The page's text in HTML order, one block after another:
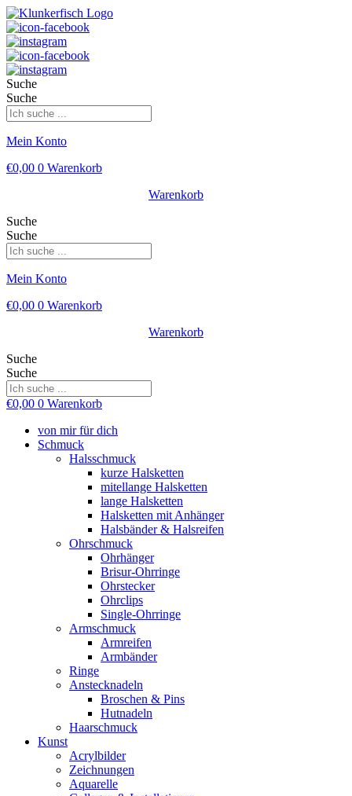
Suche
Suche
Mein Konto
€0,00 0 Warenkorb
Warenkorb
Suche
Suche
Mein Konto
€0,00 0 Warenkorb
Warenkorb
Suche
Suche
€0,00 0 Warenkorb
von mir für dich
Schmuck
Halsschmuck
kurze Halsketten
mitellange Halsketten
lange Halsketten
Halsketten mit Anhänger
Halsbänder & Halsreifen
Ohrschmuck
Ohrhänger
Brisur-Ohrringe
Ohrstecker
Ohrclips
Single-Ohrringe
Armschmuck
Armreifen
Armbänder
Ringe
Anstecknadeln
Broschen & Pins
Hutnadeln
Haarschmuck
Kunst
Acrylbilder
Zeichnungen
Aquarelle